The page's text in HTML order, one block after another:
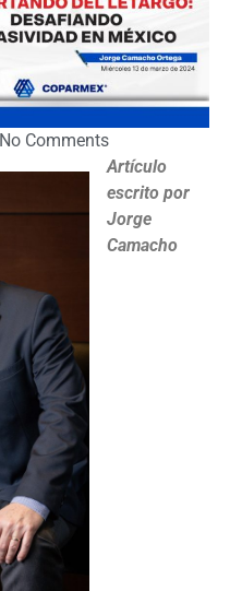
No Comments
Artículo
escrito por
Jorge
Camacho